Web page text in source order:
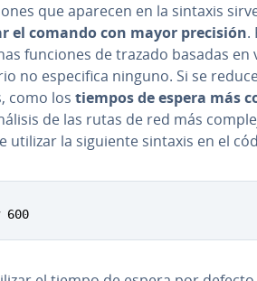
que aparecen en la sintaxis
el comando con mayor precisión.
funciones de trazado basadas
no es­pe­ci­fi­ca ninguno. Si se
como los tiempos de espera más
de las rutas de red más
utilizar la siguiente sintaxis en el
600